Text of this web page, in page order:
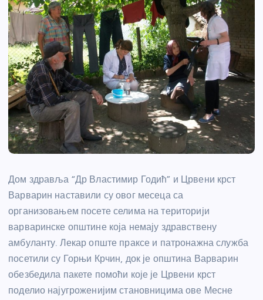
Дом здравља “Др Властимир Годић” и Црвени крст
Варварин наставили су овог месеца са
организовањем посете селима на територији
варваринске општине која немају здравствену
амбуланту. Лекар опште праксе и патронажна служба
посетили су Горњи Крчин, док је општина Варварин
обезбедила пакете помоћи које је Црвени крст
поделио најугроженијим становницима ове Месне